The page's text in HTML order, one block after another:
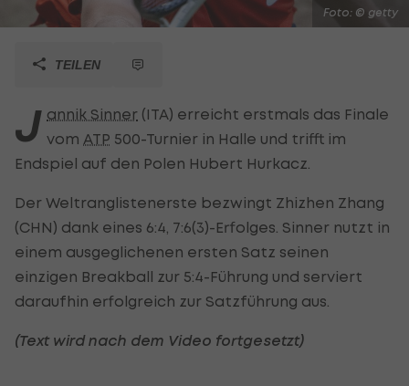
Foto: © getty
TEILEN
J annik Sinner (ITA) erreicht erstmals das Finale
vom ATP 500-Turnier in Halle und trifft im
Endspiel auf den Polen Hubert Hurkacz.
Der Weltranglistenerste bezwingt Zhizhen Zhang
(CHN) dank eines 6:4, 7:6(3)-Erfolges. Sinner nutzt in
einem ausgeglichenen ersten Satz seinen
einzigen Breakball zur 5:4-Führung und serviert
daraufhin erfolgreich zur Satzführung aus.
(Text wird nach dem Video fortgesetzt)